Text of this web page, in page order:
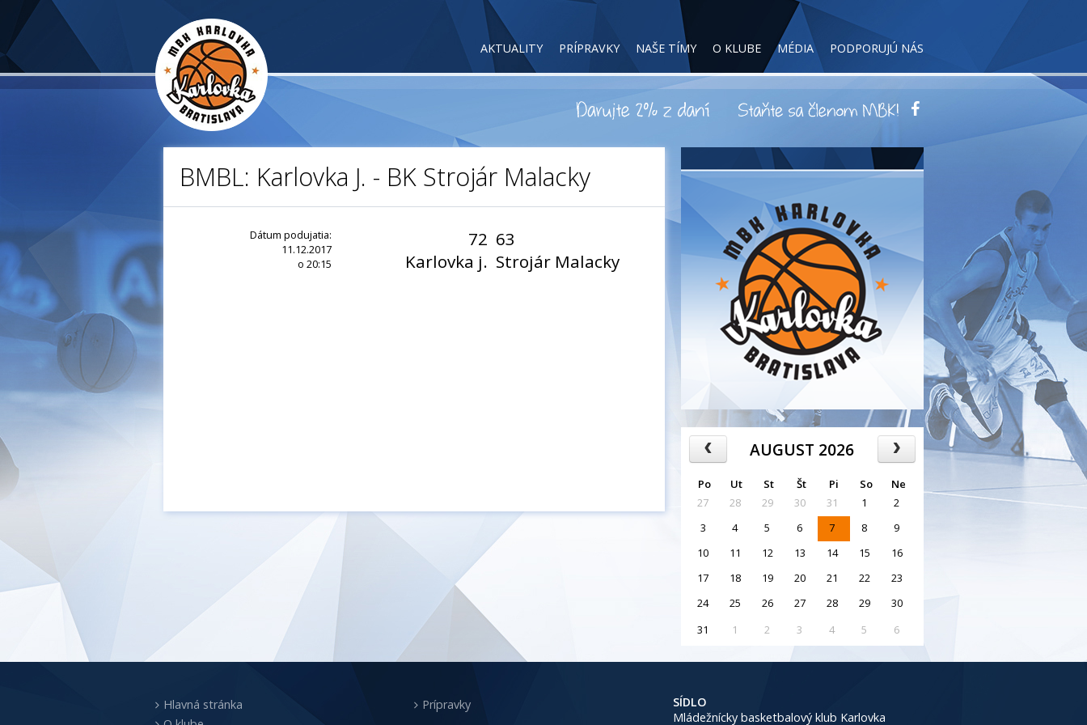
AKTUALITY PRÍPRAVKY NAŠE TÍMY O KLUBE MÉDIA PODPORUJÚ NÁS
BMBL: Karlovka J. - BK Strojár Malacky
Dátum podujatia:
11.12.2017
o 20:15
72
Karlovka j.
63
Strojár Malacky
AUGUST 2026
Po Ut St Št Pi So
Ne
27
28 29 30 31 1
2
3
4 5 6 7 8
9
10
11 12 13 14 15
16
17
18 19 20 21 22
23
24
25 26 27 28 29
30
31
1 2 3 4 5 6
Hlavná stránka
Prípravky
SÍDLO
Mládežnícky basketbalový klub Karlovka